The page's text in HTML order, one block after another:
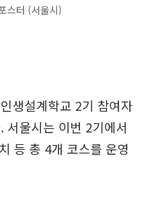
스터 (서울시)
생설계학교 2기 참여자
서울시는 이번 2기에서
등 총 4개 코스를 운영